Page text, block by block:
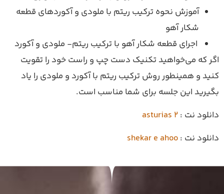
نحوه ترکیب ریتم با ملودی و آکوردهای قطعه
قطعه شکار آهو با ترکیب ریتم- ملودی و آکورد
تکنیک دست چپ و راست خود را تقویت
روش ترکیب ریتم با آکورد و ملودی را یاد
جلسه برای شما مناسب است.
asturias 2
shekar e ahoo